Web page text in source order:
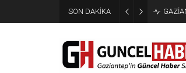
SON DAKİKA